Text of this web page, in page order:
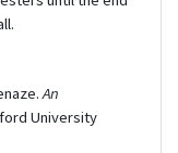
An
University